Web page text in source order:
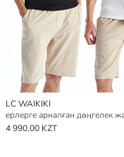
LC WAIKIKI
4 990,00 KZT